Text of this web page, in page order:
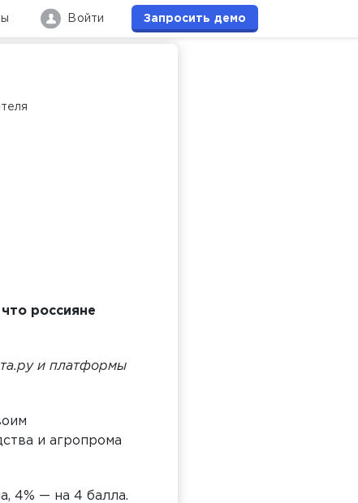
Войти Запросить демо
россияне
и платформы
и агропрома
4% — на 4 балла.